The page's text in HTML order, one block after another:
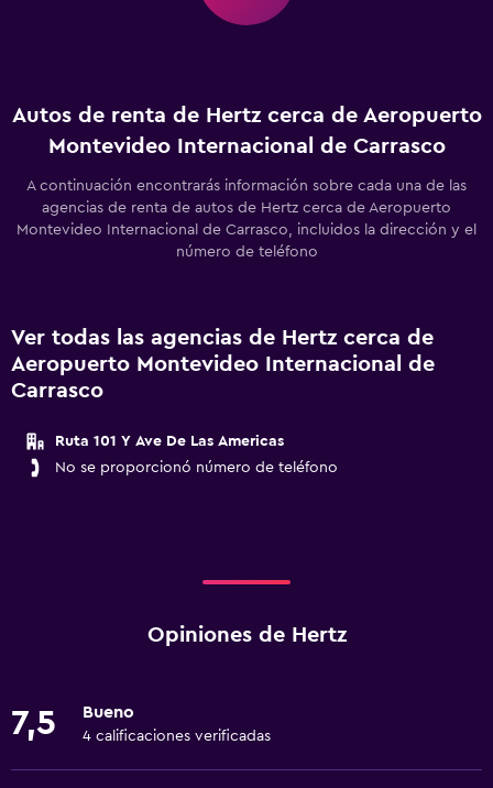
Autos de renta de Hertz cerca de Aeropuerto
Montevideo Internacional de Carrasco
A continuación encontrarás información sobre cada una de las
agencias de renta de autos de Hertz cerca de Aeropuerto
Montevideo Internacional de Carrasco, incluidos la dirección y el
número de teléfono
Ver todas las agencias de Hertz cerca de
Aeropuerto Montevideo Internacional de
Carrasco
Ruta 101 Y Ave De Las Americas
No se proporcionó número de teléfono
Opiniones de Hertz
7,5 Bueno
4 calificaciones verificadas